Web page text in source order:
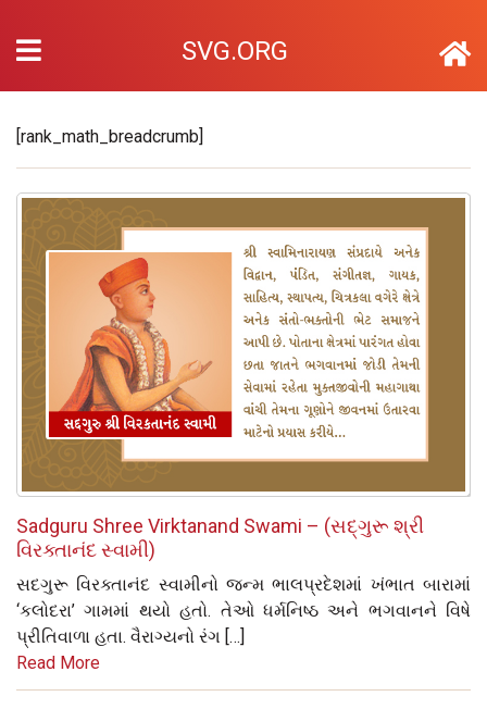
SVG.ORG
[rank_math_breadcrumb]
Sadguru Shree Virktanand Swami – (સદ્‌ગુરૂ શ્રી
વિરક્તાનંદ સ્વામી)
સદગુરૂ વિરક્તાનંદ સ્વામીનો જન્મ ભાલપ્રદેશમાં ખંભાત બારામાં
‘કલોદરા’ ગામમાં થયો હતો. તેઓ ધર્મનિષ્ઠ અને ભગવાનને વિષે
પ્રીતિવાળા હતા. વૈરાગ્યનો રંગ […]
Read More